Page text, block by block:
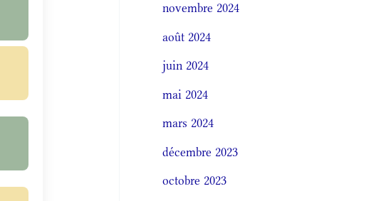
novembre 2024
août 2024
juin 2024
mai 2024
mars 2024
décembre 2023
octobre 2023